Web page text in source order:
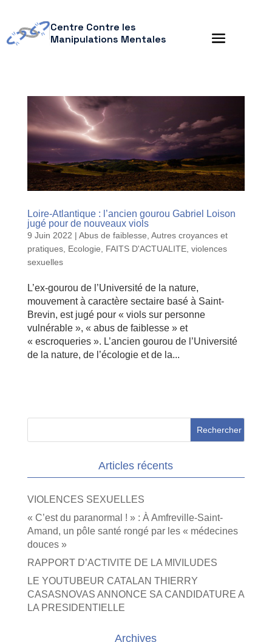
Centre Contre les
Manipulations Mentales
Loire-Atlantique : l’ancien gourou Gabriel Loison
jugé pour de nouveaux viols
9 Juin 2022 | Abus de faiblesse Autres croyances et
pratiques, Ecologie FAITS D'ACTUALITE, violences
sexuelles
L’ex-gourou de l’Université de la nature,
mouvement à caractère sectaire basé à Saint-
Brevin, est jugé pour « viols sur personne
vulnérable », « abus de faiblesse » et
« escroqueries ». L’ancien gourou de l’Université
de la nature, de l’écologie et de la...
Articles récents
VIOLENCES SEXUELLES
« C’est du paranormal ! » : À Amfreville-Saint-
Amand, un pôle santé rongé par les « médecines
douces »
RAPPORT D’ACTIVITE DE LA MIVILUDES
LE YOUTUBEUR CATALAN THIERRY
CASASNOVAS ANNONCE SA CANDIDATURE A
LA PRESIDENTIELLE
Archives